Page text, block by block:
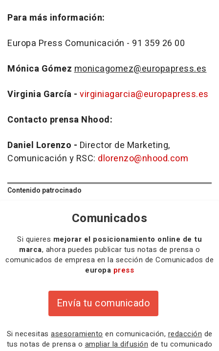
Para más información:
Europa Press Comunicación - 91 359 26 00
Mónica Gómez monicagomez@europapress.es
Virginia García - virginiagarcia@europapress.es
Contacto prensa Nhood:
Daniel Lorenzo - Director de Marketing,
Comunicación y RSC: dlorenzo@nhood.com
Contenido patrocinado
Comunicados
Si quieres mejorar el posicionamiento online de tu
marca, ahora puedes publicar tus notas de prensa o
comunicados de empresa en la sección de Comunicados de
europa press
Envía tu comunicado
Si necesitas asesoramiento en comunicación, redacción de
tus notas de prensa o ampliar la difusión de tu comunicado